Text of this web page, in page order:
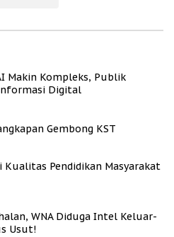
Makin Kompleks, Publik
Digital
Gembong KST
Kualitas Pendidikan Masyarakat
WNA Diduga Intel Keluar-
Usut!